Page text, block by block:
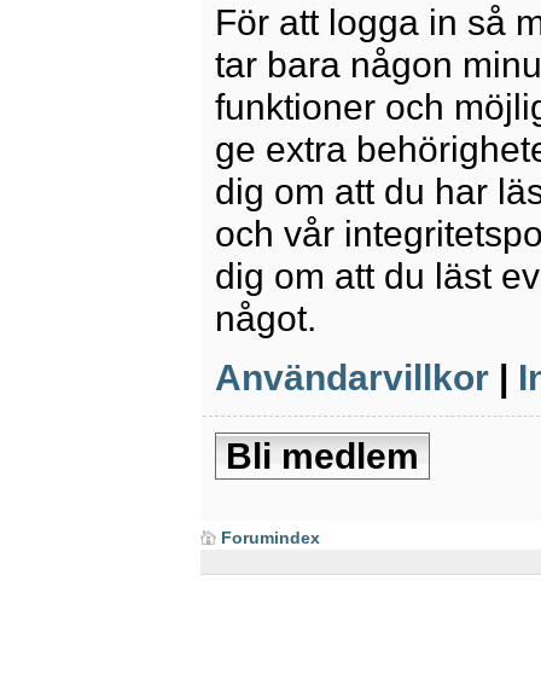
För att logga in så
tar bara någon
funktioner och
ge extra
dig om att du har
och vår
dig om att du läst
något.
Användarvillkor |
Bli medlem
Forumindex